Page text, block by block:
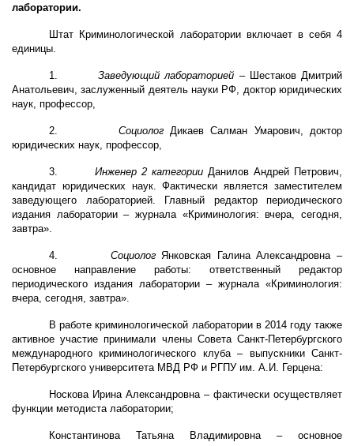
лаборатории.
Штат Криминологической лаборатории включает в себя 4
единицы.
1. Заведующий лабораторией – Шестаков Дмитрий
Анатольевич, заслуженный деятель науки РФ, доктор юридических
наук, профессор,
2. СоциологДикаев Салман Умарович, доктор
юридических наук, профессор,
3. Инженер 2 категории Данилов Андрей Петрович,
кандидат юридических наук. Фактически является заместителем
заведующего лабораторией. Главный редактор периодического
издания лаборатории – журнала «Криминология: вчера, сегодня,
завтра».
4. СоциологЯнковская Галина Александровна –
основное направление работы: ответственный редактор
периодического издания лаборатории – журнала «Криминология:
вчера, сегодня, завтра».
В работе криминологической лаборатории в 2014 году также
активное участие принимали члены Совета Санкт-Петербургского
международного криминологического клуба – выпускники Санкт-
Петербургского университета МВД РФ и РГПУ им. А.И. Герцена:
Носкова Ирина Александровна – фактически осуществляет
функции методиста лаборатории;
Константинова Татьяна Владимировна – основное